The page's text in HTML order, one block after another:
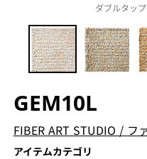
ダブルタッ
GEM10L
FIBER ART STUDIO / フ
アイテムカテゴリ